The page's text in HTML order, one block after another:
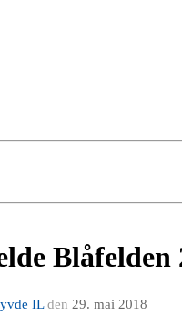
Blåfelden
ILden 29. mai 2018